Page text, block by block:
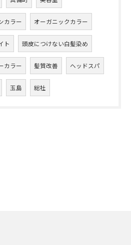
カラー オーガニックカラー
ト 頭皮につけない白髪染め
カラー 髪質改善 ヘッドスパ
玉島 総社